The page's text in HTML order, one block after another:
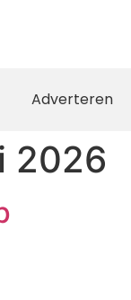
Adverteren
2026